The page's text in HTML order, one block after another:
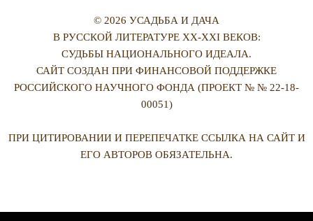
© 2026 УСАДЬБА И ДАЧА
В РУССКОЙ ЛИТЕРАТУРЕ XX-XXI ВЕКОВ:
СУДЬБЫ НАЦИОНАЛЬНОГО ИДЕАЛА.
САЙТ СОЗДАН ПРИ ФИНАНСОВОЙ ПОДДЕРЖКЕ
РОССИЙСКОГО НАУЧНОГО ФОНДА (ПРОЕКТ № № 22-18-
00051)
ПРИ ЦИТИРОВАНИИ И ПЕРЕПЕЧАТКЕ ССЫЛКА НА САЙТ И
ЕГО АВТОРОВ ОБЯЗАТЕЛЬНА.